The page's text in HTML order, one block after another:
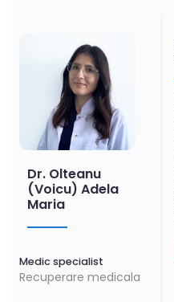
Dr. Olteanu
(Voicu) Adela
Maria
Medic specialist
Recuperare medicala